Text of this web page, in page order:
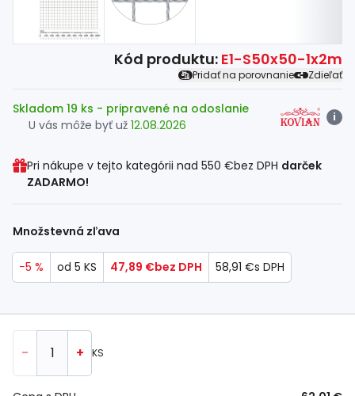
Kód produktu: E1-S50x50-1x2m
Pridať na porovnanie Zdieľať
Skladom 19 ks - pripravené na odoslanie
U vás môže byť už 12.08.2026
i
Pri nákupe v tejto kategórii nad 550 €bez DPH darček
ZADARMO!
Množstevná zľava
−5 % od 5 KS 47,89 €bez DPH 58,91 €s DPH
- + KS